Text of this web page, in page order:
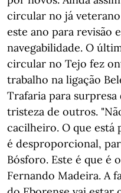
circular no já
este ano para revisão
navegabilidade. O
circular no Tejo fez
trabalho na ligação
Trafaria para surpresa
tristeza de outros.
cacilheiro. O que está
é desproporcional,
Bósforo. Este é que é
Fernando Madeira. A